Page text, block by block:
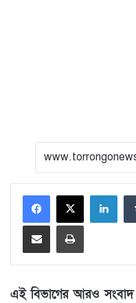
LinkedIn
এই বিভাগের আরও সংবাদ